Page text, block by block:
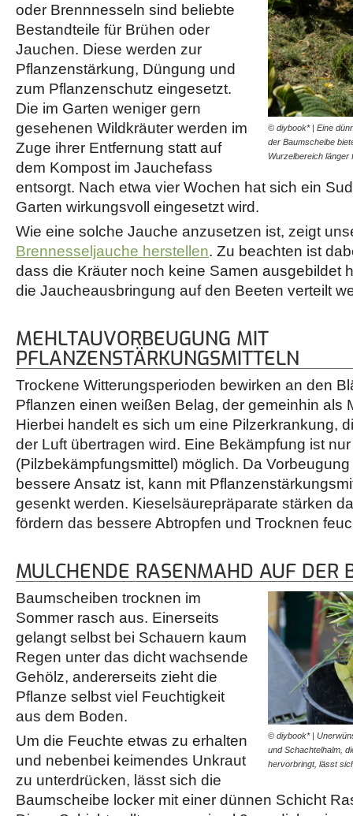
© diybook* | Eine
der Baumscheibe
Wurzelbereich
oder Brennnesseln sind beliebte
Bestandteile für Brühen oder
Jauchen. Diese werden zur
Pflanzenstärkung, Düngung und
zum Pflanzenschutz eingesetzt.
Die im Garten weniger gern
gesehenen Wildkräuter werden im
Zuge ihrer Entfernung statt auf
dem Kompost im Jauchefass
entsorgt. Nach etwa vier Wochen hat sich ein
Garten wirkungsvoll eingesetzt wird.
Wie eine solche Jauche anzusetzen ist, zeigt
Brennesseljauche herstellen. Zu beachten ist
dass die Kräuter noch keine Samen ausgebildet
die Jaucheausbringung auf den Beeten verteilt
MEHLTAUVORBEUGUNG MIT
PFLANZENSTÄRKUNGSMITTELN
Trockene Witterungsperioden bewirken an den
Pflanzen einen weißen Belag, der gemeinhin als
Hierbei handelt es sich um eine Pilzerkrankung,
der Luft übertragen wird. Eine Bekämpfung ist
(Pilzbekämpfungsmittel) möglich. Da
bessere Ansatz ist, kann mit
gesenkt werden. Kieselsäurepräparate stärken
fördern das bessere Abtropfen und Trocknen
MULCHENDE RASENMAHD AUF DER
© diybook* |
und Schachtelhalm,
hervorbringt, lässt
Baumscheiben trocknen im
Sommer rasch aus. Einerseits
gelangt selbst bei Schauern kaum
Regen unter das dicht wachsende
Gehölz, andererseits zieht die
Pflanze selbst viel Feuchtigkeit
aus dem Boden.
Um die Feuchte etwas zu erhalten
und nebenbei keimendes Unkraut
zu unterdrücken, lässt sich die
Baumscheibe locker mit einer dünnen Schicht